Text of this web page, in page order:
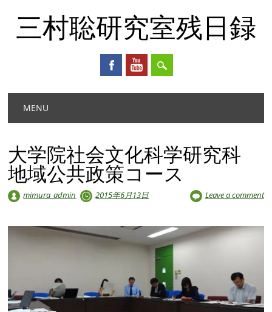
三村聡研究室残日録
Main menu
MENU
大学院社会文化科学研究科
地域公共政策コース
mimura_admin 2015年6月13日 Leave a comment